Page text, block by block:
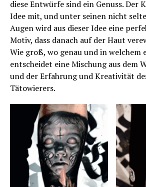
diese Entwürfe sind ein Genuss. Der
Idee mit, und unter seinen nicht
Augen wird aus dieser Idee eine
Motiv, dass danach auf der Haut
Wie groß, wo genau und in welchem
entscheidet eine Mischung aus dem
und der Erfahrung und Kreativität
Tätowierers.